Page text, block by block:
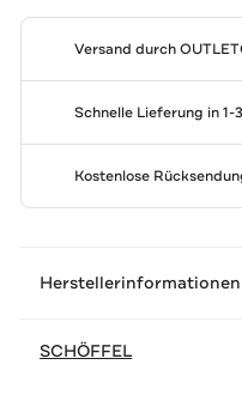
Versand durch
Schnelle Lieferung in 1-
Kostenlose
Herstellerinformationen
SCHÖFFEL